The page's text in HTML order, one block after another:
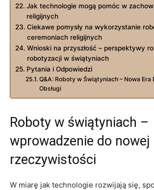
Jak technologie mogą pomóc w
religijnych
Ciekawe pomysły na wykorzystanie
ceremoniach religijnych
Wnioski na przyszłość – perspektywy
robotyzacji w świątyniach
Pytania i Odpowiedzi
Q&A: Roboty w Świątyniach – Nowa Era
Obsługi
Roboty w świątyniach –
wprowadzenie do nowej
rzeczywistości
W miarę jak technologie rozwijają się,